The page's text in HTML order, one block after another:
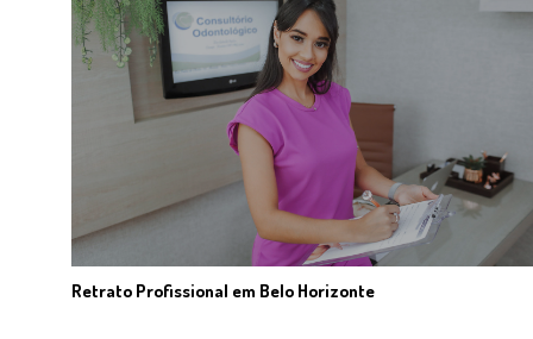
Retrato Profissional em Belo Horizonte